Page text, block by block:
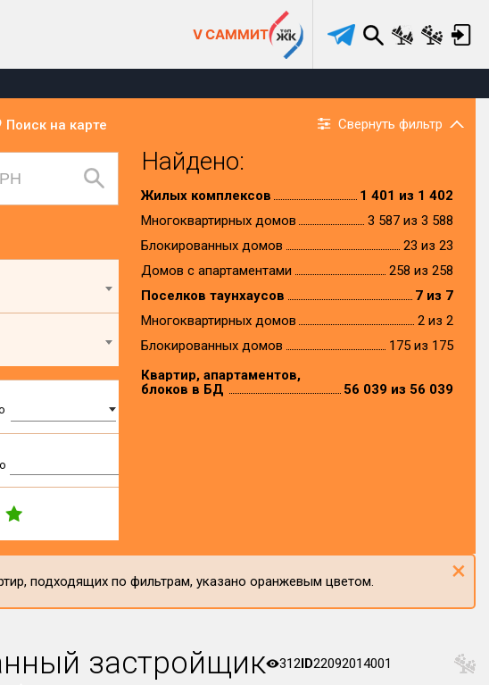
V САММИТ
Поиск на карте Свернуть фильтр
Найдено:
Жилых комплексов
1 401 из 1 402
Многоквартирных домов
3 587 из 3 588
Блокированных домов
23 из 23
Домов с апартаментами
258 из 258
Поселков таунхаусов
7 из 7
Многоквартирных домов
2 из 2
Блокированных домов
175 из 175
Квартир, апартаментов,
блоков в БД
56 039 из 56 039
подходящих по фильтрам, указано оранжевым цветом. ×
застройщик 312ID22092014001